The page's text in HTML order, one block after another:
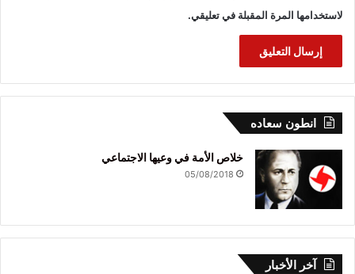
لاستخدامها المرة المقبلة في تعليقي.
انطون سعاده
خلاص الأمة في وعيها الاجتماعي
05/08/2018
آخر الأخبار